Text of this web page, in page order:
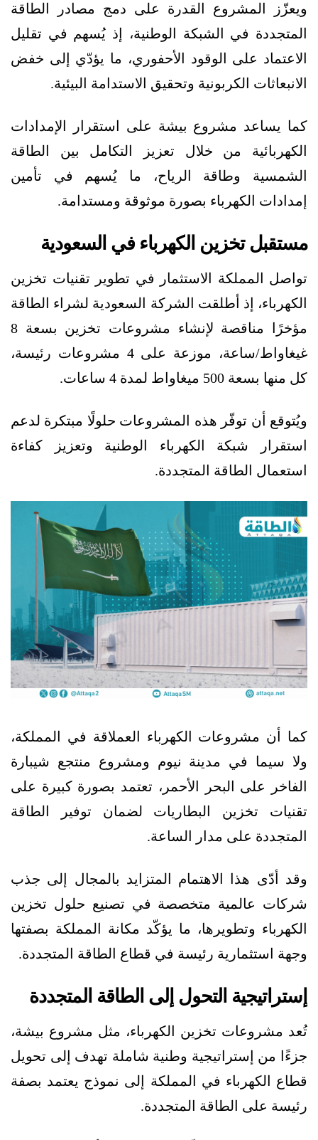
ويعزّز المشروع القدرة على دمج مصادر الطاقة
المتجددة في الشبكة الوطنية، إذ يُسهم في تقليل
الاعتماد على الوقود الأحفوري، ما يؤدّي إلى خفض
الانبعاثات الكربونية وتحقيق الاستدامة البيئية.
كما يساعد مشروع بيشة على استقرار الإمدادات
الكهربائية من خلال تعزيز التكامل بين الطاقة
الشمسية وطاقة الرياح، ما يُسهم في تأمين
إمدادات الكهرباء بصورة موثوقة ومستدامة.
مستقبل تخزين الكهرباء في السعودية
تواصل المملكة الاستثمار في تطوير تقنيات تخزين
الكهرباء، إذ أطلقت الشركة السعودية لشراء الطاقة
مؤخرًا مناقصة لإنشاء مشروعات تخزين بسعة 8
غيغاواط/ساعة، موزعة على 4 مشروعات رئيسة،
كل منها بسعة 500 ميغاواط لمدة 4 ساعات.
ويُتوقع أن توفّر هذه المشروعات حلولًا مبتكرة لدعم
استقرار شبكة الكهرباء الوطنية وتعزيز كفاءة
استعمال الطاقة المتجددة.
كما أن مشروعات الكهرباء العملاقة في المملكة،
ولا سيما في مدينة نيوم ومشروع منتجع شيبارة
الفاخر على البحر الأحمر، تعتمد بصورة كبيرة على
تقنيات تخزين البطاريات لضمان توفير الطاقة
المتجددة على مدار الساعة.
وقد أدّى هذا الاهتمام المتزايد بالمجال إلى جذب
شركات عالمية متخصصة في تصنيع حلول تخزين
الكهرباء وتطويرها، ما يؤكّد مكانة المملكة بصفتها
وجهة استثمارية رئيسة في قطاع الطاقة المتجددة.
إستراتيجية التحول إلى الطاقة المتجددة
تُعد مشروعات تخزين الكهرباء، مثل مشروع بيشة،
جزءًا من إستراتيجية وطنية شاملة تهدف إلى تحويل
قطاع الكهرباء في المملكة إلى نموذج يعتمد بصفة
رئيسة على الطاقة المتجددة.